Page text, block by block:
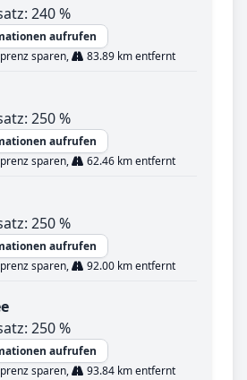
240 %
aufrufen
sparen,
83.89 km entfernt
250 %
aufrufen
sparen,
62.46 km entfernt
250 %
aufrufen
sparen,
92.00 km entfernt
250 %
aufrufen
sparen,
93.84 km entfernt